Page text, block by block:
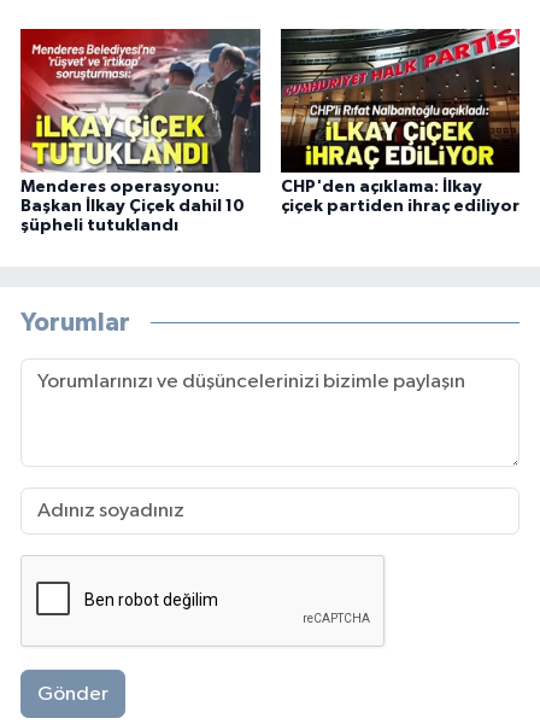
Menderes operasyonu:
Başkan İlkay Çiçek dahil 10
şüpheli tutuklandı
CHP'den açıklama: İlkay
çiçek partiden ihraç ediliyor
Yorumlar
Gönder